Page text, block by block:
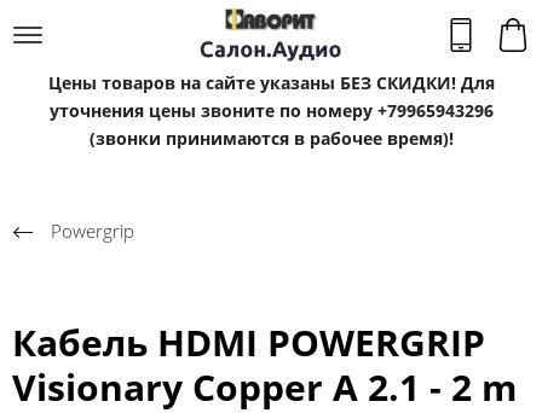
Цены товаров на сайте указаны БЕЗ СКИДКИ! Для
уточнения цены звоните по номеру +79965943296
(звонки принимаются в рабочее время)!
Powergrip
Кабель HDMI POWERGRIP
Visionary Copper A 2.1 - 2 m